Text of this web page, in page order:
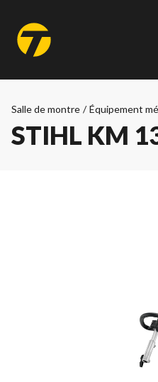
Salle de montre / Équipement
STIHL KM